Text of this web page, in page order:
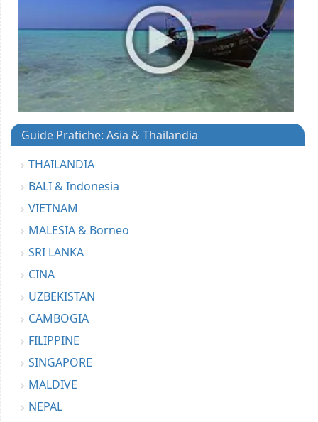
Guide Pratiche: Asia & Thailandia
THAILANDIA
BALI & Indonesia
VIETNAM
MALESIA & Borneo
SRI LANKA
CINA
UZBEKISTAN
CAMBOGIA
FILIPPINE
SINGAPORE
MALDIVE
NEPAL